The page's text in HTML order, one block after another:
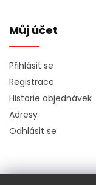
Můj účet
Přihlásit se
Registrace
Historie objednávek
Adresy
Odhlásit se